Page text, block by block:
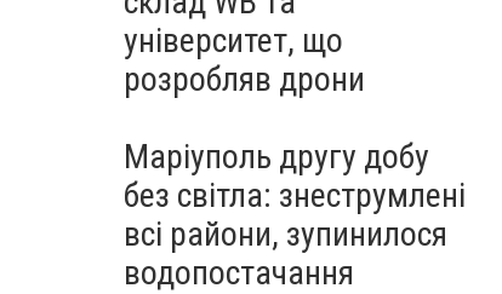
університет, що
розробляв дрони
Маріуполь другу добу
без світла: знеструмлені
всі райони, зупинилося
водопостачання